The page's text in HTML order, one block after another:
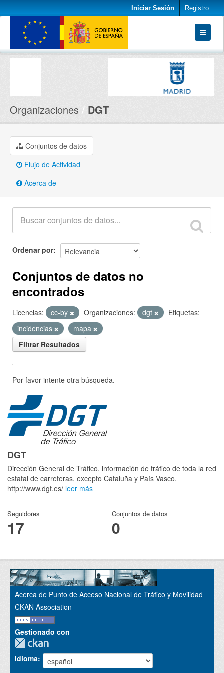
Iniciar Sesión Registro
Conjuntos de datos
Organizaciones DGT
Conjuntos de datos
Flujo de Actividad
Acerca de
Ordenar por
Conjuntos de datos no
encontrados
Licencias: cc-by Organizaciones: dgt
Etiquetas:
incidencias
mapa
Filtrar Resultados
Por favor intente otra búsqueda.
DGT
Dirección General de Tráfico, información de tráfico de toda la red
estatal de carreteras, excepto Cataluña y País Vasco.
http://www.dgt.es/ leer más
Seguidores
17
Conjuntos de datos
0
Acerca de Punto de Acceso Nacional de Tráfico y Movilidad
CKAN Association
Gestionado con
Idioma